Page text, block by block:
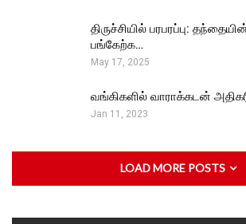
திருச்சியில் பரபரப்பு:
பங்கேற்க…
May 17, 2025
வங்கிகளில் வாராக்கடன்
Jan 11, 2023
LOAD MORE POSTS